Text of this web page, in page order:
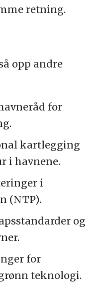
retning.
opp andre
for
kartlegging
i havnene.
i
(NTP).
og
for
teknologi.